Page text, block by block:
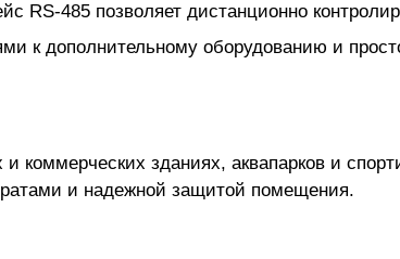
RS-485 позволяет дистанционно
к дополнительному оборудованию и
коммерческих зданиях, аквапарков и
и надежной защитой помещения.